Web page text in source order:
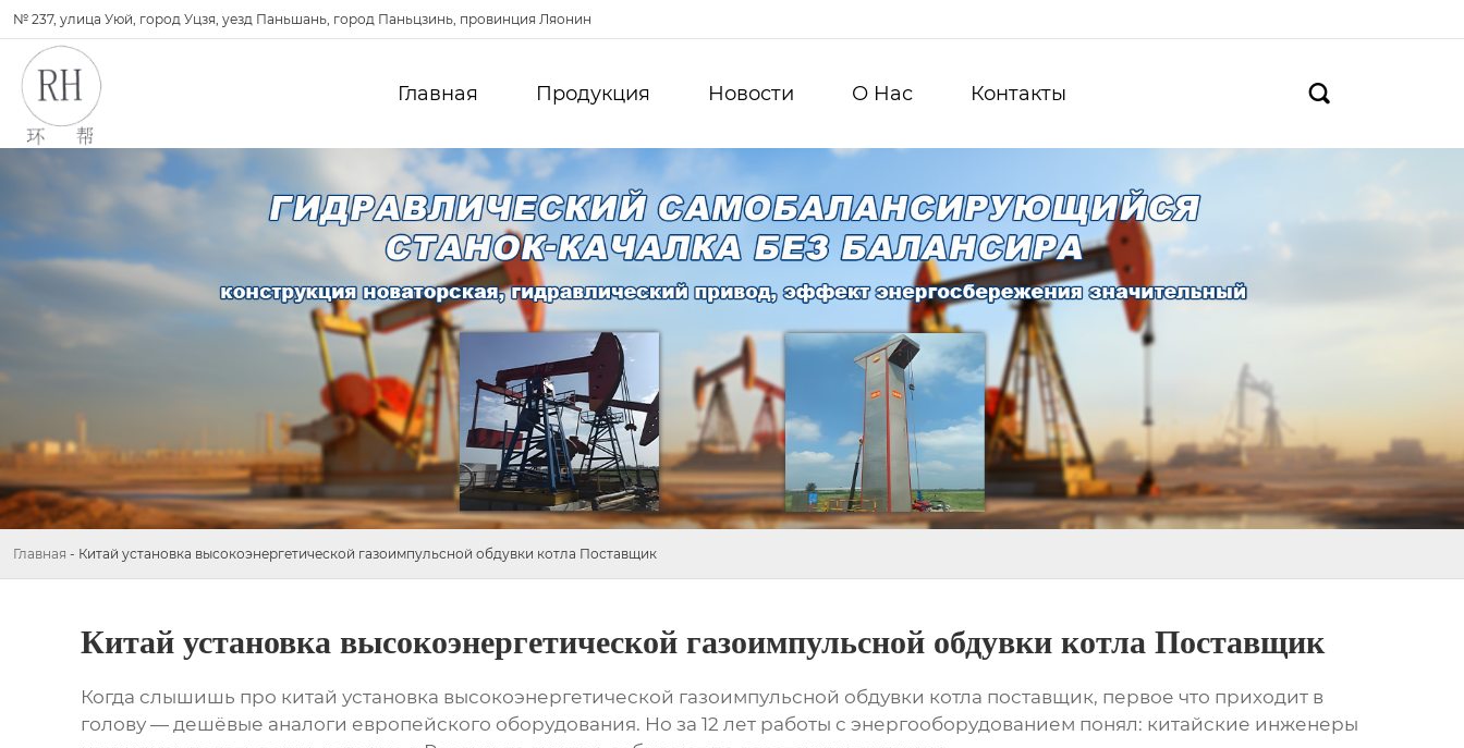
№ 237, улица Уюй, город Уцзя, уезд Паньшань, город Паньцзинь, провинция Ляонин
Главная Продукция Новости О Hас Контакты 
Главная - Китай установка высокоэнергетической газоимпульсной обдувки котла Поставщик
Китай установка высокоэнергетической газоимпульсной обдувки котла Поставщик
Когда слышишь про китай установка высокоэнергетической газоимпульсной обдувки котла поставщик, первое что приходит в
голову — дешёвые аналоги европейского оборудования. Но за 12 лет работы с энергооборудованием понял: китайские инженеры